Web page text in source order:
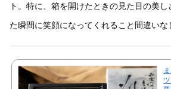
ト。特に、箱を開けたときの見た目の美
た瞬間に笑顔になってくれること間違いな